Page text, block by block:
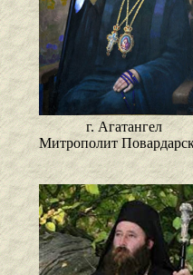
г. Агатангел
Митрополит